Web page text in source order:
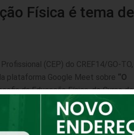
Física é tema de
(CEP) do CREF14/GO-TO,
plataforma Google Meet sobre “O
da Educação Física, do Curso de
a convite da Professora Marisa
de Educação Física para os